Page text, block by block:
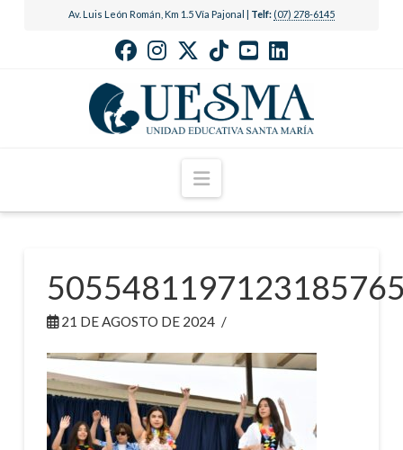
Av. Luis León Román, Km 1.5 Vía Pajonal | Telf: (07) 278-6145
Navigation
21 DE AGOSTO DE 2024